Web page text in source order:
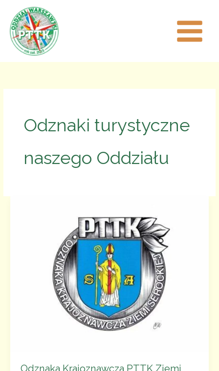
treści
Odznaki turystyczne
naszego Oddziału